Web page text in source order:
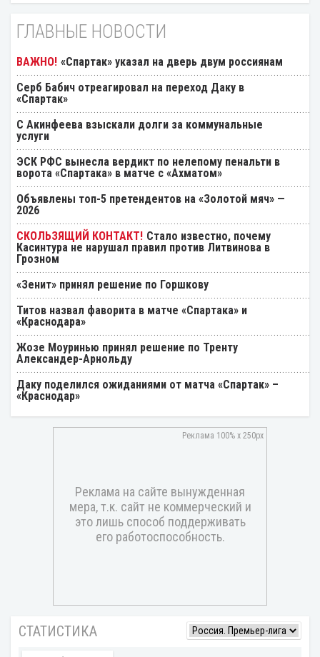
ГЛАВНЫЕ НОВОСТИ
«Спартак» указал на дверь двум россиянам
Серб Бабич отреагировал на переход Даку в
«Спартак»
С Акинфеева взыскали долги за коммунальные
услуги
ЭСК РФС вынесла вердикт по нелепому пенальти в
ворота «Спартака» в матче с «Ахматом»
Объявлены топ-5 претендентов на «Золотой мяч» —
2026
Стало известно, почему
Касинтура не нарушал правил против Литвинова в
Грозном
«Зенит» принял решение по Горшкову
Титов назвал фаворита в матче «Спартака» и
«Краснодара»
Жозе Моуринью принял решение по Тренту
Александер-Арнольду
Даку поделился ожиданиями от матча «Спартак» –
«Краснодар»